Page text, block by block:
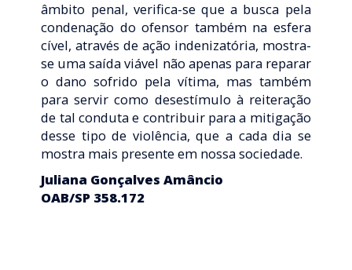
âmbito penal, verifica-se que a busca pela
condenação do ofensor também na esfera
cível, através de ação indenizatória, mostra-
se uma saída viável não apenas para reparar
o dano sofrido pela vítima, mas também
para servir como desestímulo à reiteração
de tal conduta e contribuir para a mitigação
desse tipo de violência, que a cada dia se
mostra mais presente em nossa sociedade.
Juliana Gonçalves Amâncio
OAB/SP 358.172